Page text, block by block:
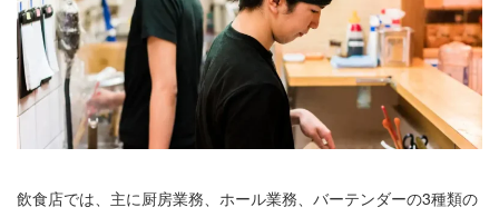
飲食店では、主に厨房業務、ホール業務、バーテンダーの3種類の